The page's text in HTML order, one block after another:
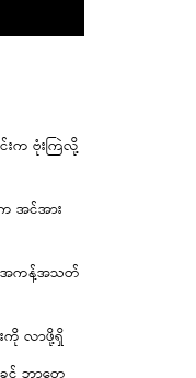
းက ဗုံးကြဲလို့
အင်အား
အကန့်အသတ်
းကို လာဖို့ရှိ